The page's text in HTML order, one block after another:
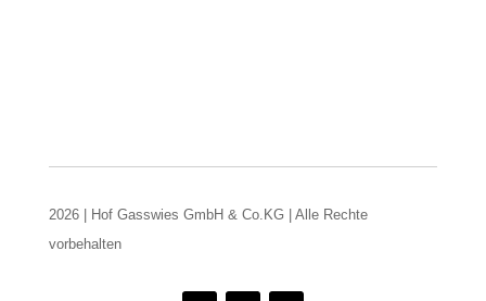
2026 | Hof Gasswies GmbH & Co.KG | Alle Rechte
vorbehalten